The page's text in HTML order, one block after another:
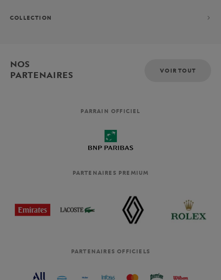
COLLECTION
NOS
PARTENAIRES
VOIR TOUT
PARRAIN OFFICIEL
PARTENAIRES PREMIUM
PARTENAIRES OFFICIELS